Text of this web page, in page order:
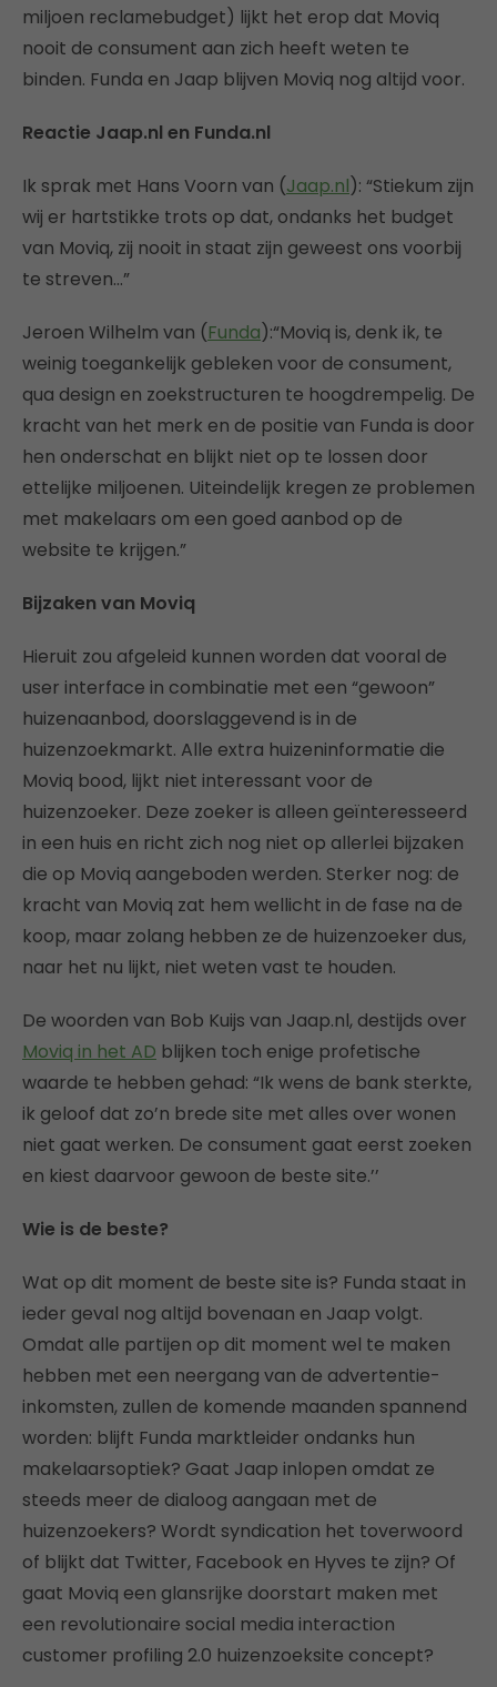
miljoen reclamebudget) lijkt het erop dat Moviq
nooit de consument aan zich heeft weten te
binden. Funda en Jaap blijven Moviq nog altijd voor.
Reactie Jaap.nl en Funda.nl
Ik sprak met Hans Voorn van (Jaap.nl): “Stiekum zijn
wij er hartstikke trots op dat, ondanks het budget
van Moviq, zij nooit in staat zijn geweest ons voorbij
te streven…”
Jeroen Wilhelm van (Funda):“Moviq is, denk ik, te
weinig toegankelijk gebleken voor de consument,
qua design en zoekstructuren te hoogdrempelig. De
kracht van het merk en de positie van Funda is door
hen onderschat en blijkt niet op te lossen door
ettelijke miljoenen. Uiteindelijk kregen ze problemen
met makelaars om een goed aanbod op de
website te krijgen.”
Bijzaken van Moviq
Hieruit zou afgeleid kunnen worden dat vooral de
user interface in combinatie met een “gewoon”
huizenaanbod, doorslaggevend is in de
huizenzoekmarkt. Alle extra huizeninformatie die
Moviq bood, lijkt niet interessant voor de
huizenzoeker. Deze zoeker is alleen geïnteresseerd
in een huis en richt zich nog niet op allerlei bijzaken
die op Moviq aangeboden werden. Sterker nog: de
kracht van Moviq zat hem wellicht in de fase na de
koop, maar zolang hebben ze de huizenzoeker dus,
naar het nu lijkt, niet weten vast te houden.
De woorden van Bob Kuijs van Jaap.nl, destijds over
Moviq in het AD blijken toch enige profetische
waarde te hebben gehad: “Ik wens de bank sterkte,
ik geloof dat zo’n brede site met alles over wonen
niet gaat werken. De consument gaat eerst zoeken
en kiest daarvoor gewoon de beste site.’’
Wie is de beste?
Wat op dit moment de beste site is? Funda staat in
ieder geval nog altijd bovenaan en Jaap volgt.
Omdat alle partijen op dit moment wel te maken
hebben met een neergang van de advertentie-
inkomsten, zullen de komende maanden spannend
worden: blijft Funda marktleider ondanks hun
makelaarsoptiek? Gaat Jaap inlopen omdat ze
steeds meer de dialoog aangaan met de
huizenzoekers? Wordt syndication het toverwoord
of blijkt dat Twitter, Facebook en Hyves te zijn? Of
gaat Moviq een glansrijke doorstart maken met
een revolutionaire social media interaction
customer profiling 2.0 huizenzoeksite concept?